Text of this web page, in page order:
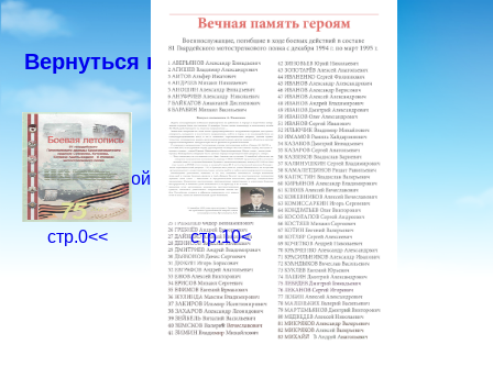
Вернуться к Книге
Домой
>стр.12
стр.10<
стр.0<<